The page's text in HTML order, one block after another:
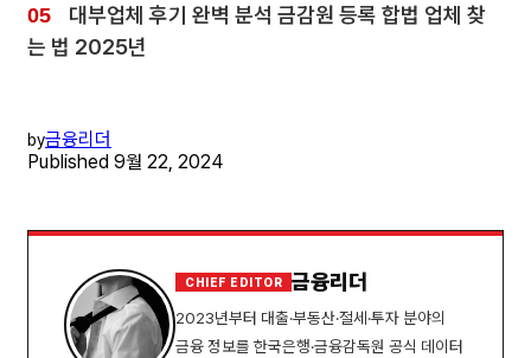
대부업체 후기 완벽 분석 금감원 등록 합법 업체 찾
는 법 2025년
by금융리더
Published 9월 22, 2024
CHIEF EDITOR 금융리더
2023년부터 대출·부동산·절세·투자 분야의
금융 정보를 한국은행·금융감독원 공식 데이터